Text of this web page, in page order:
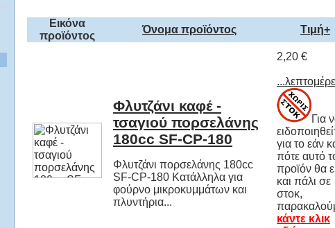
Εικόνα
προϊόντος
Όνομα προϊόντος Τιμή+
Φλυτζάνι καφέ -
τσαγιού πορσελάνης
180cc SF-CP-180
Φλυτζάνι πορσελάνης 180cc
SF-CP-180 Κατάλληλα για
φούρνο μικροκυμμάτων και
πλυντήρια...
2,20 €
Για
για το εάν
πότε
προϊόν θα
και
κάντε κλικ